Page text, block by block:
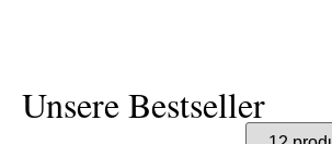
Unsere Bestseller